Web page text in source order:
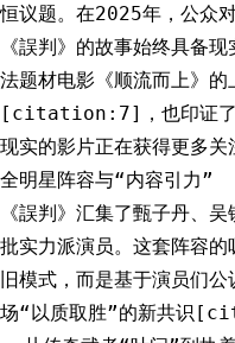
恒议题。在2025年，公众
《誤判》的故事始终具备
法题材电影《顺流而上
[citation:7]，也印证了基
现实的影片正在获得更多关
全明星阵容与“内容引力”
《誤判》汇集了甄子丹、
批实力派演员。这套阵容
旧模式，而是基于演员们
场“以质取胜”的新共识